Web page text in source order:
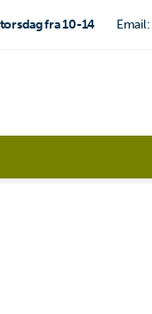
fra 10-14 Email: